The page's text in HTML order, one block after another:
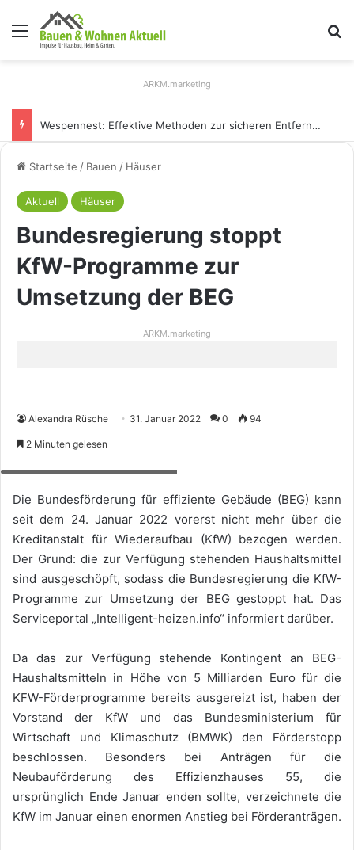
Menü
ARKM.marketing
Holz Pendelleuchten: Eleganz und Nachhaltigkeit für Ihr Zuhause
Startseite / Bauen / Häuser
Aktuell Häuser
Bundesregierung stoppt
KfW-Programme zur
Umsetzung der BEG
ARKM.marketing
Alexandra Rüsche 31. Januar 2022 0 94
2 Minuten gelesen
Die Bundesförderung für effiziente Gebäude (BEG) kann
seit dem 24. Januar 2022 vorerst nicht mehr über die
Kreditanstalt für Wiederaufbau (KfW) bezogen werden.
Der Grund: die zur Verfügung stehenden Haushaltsmittel
sind ausgeschöpft, sodass die Bundesregierung die KfW-
Programme zur Umsetzung der BEG gestoppt hat. Das
Serviceportal „Intelligent-heizen.info“ informiert darüber.
Da das zur Verfügung stehende Kontingent an BEG-
Haushaltsmitteln in Höhe von 5 Milliarden Euro für die
KFW-Förderprogramme bereits ausgereizt ist, haben der
Vorstand der KfW und das Bundesministerium für
Wirtschaft und Klimaschutz (BMWK) den Förderstopp
beschlossen. Besonders bei Anträgen für die
Neubauförderung des Effizienzhauses 55, die
ursprünglich Ende Januar enden sollte, verzeichnete die
KfW im Januar einen enormen Anstieg bei Förderanträgen.